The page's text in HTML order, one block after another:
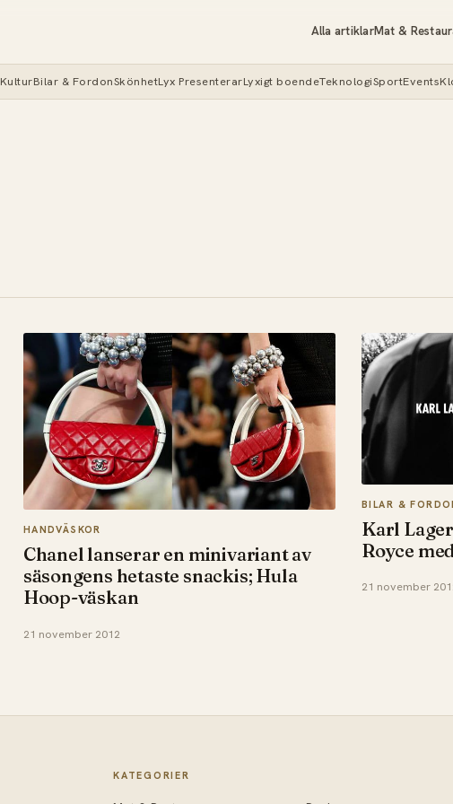
Alla artiklarMat &
KulturBilar & FordonSkönhetLyx PresenterarLyxigt boendeTeknologiSportEvents
HANDVÄSKOR
Chanel lanserar en minivariant av
säsongens hetaste snackis; Hula
Hoop-väskan
21 november 2012
BILAR &
Karl
Royce
21 november
KATEGORIER